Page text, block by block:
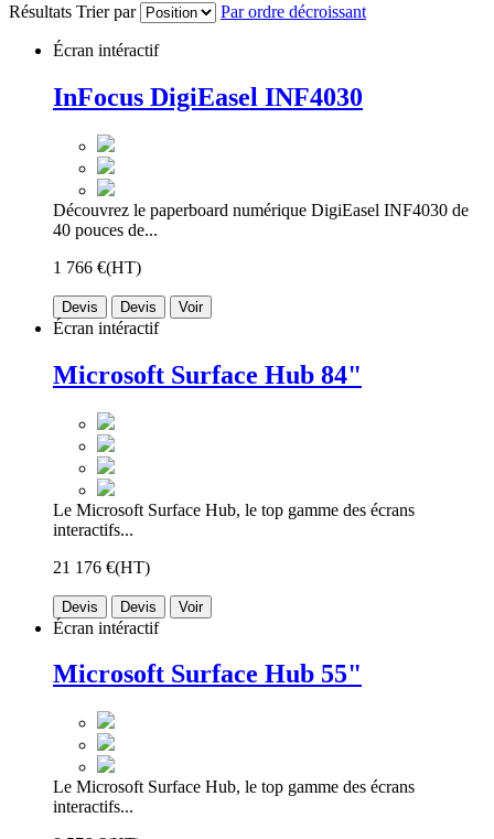
Résultats Trier par Par ordre décroissant
Écran intéractif
InFocus DigiEasel INF4030
Découvrez le paperboard numérique DigiEasel INF4030 de
40 pouces de...
1 766 €(HT)
Devis Devis Voir
Écran intéractif
Microsoft Surface Hub 84"
Le Microsoft Surface Hub, le top gamme des écrans
interactifs...
21 176 €(HT)
Devis Devis Voir
Écran intéractif
Microsoft Surface Hub 55"
Le Microsoft Surface Hub, le top gamme des écrans
interactifs...